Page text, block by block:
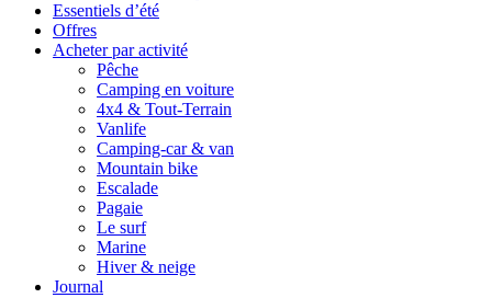
Essentiels d’été
Offres
Acheter par activité
Pêche
Camping en voiture
4x4 & Tout-Terrain
Vanlife
Camping-car & van
Mountain bike
Escalade
Pagaie
Le surf
Marine
Hiver & neige
Journal